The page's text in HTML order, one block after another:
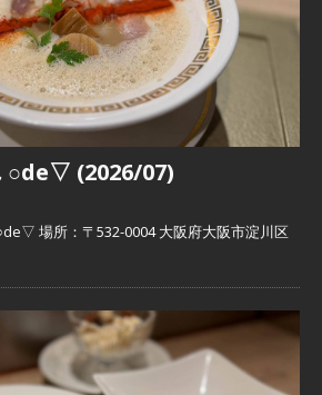
○de▽ (2026/07)
場所：〒532-0004 大阪府大阪市淀川区